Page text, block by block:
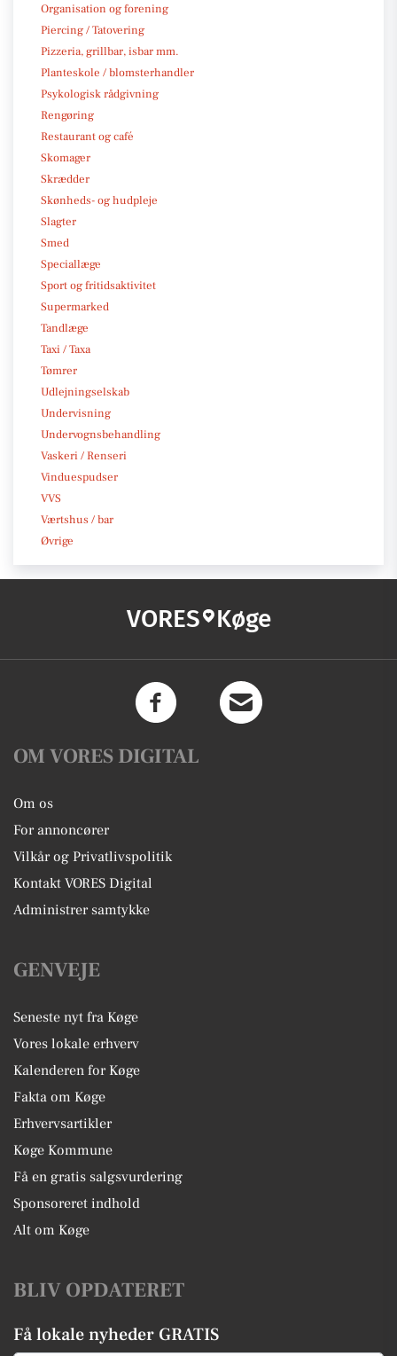
Organisation og forening
Piercing / Tatovering
Pizzeria, grillbar, isbar mm.
Planteskole / blomsterhandler
Psykologisk rådgivning
Rengøring
Restaurant og café
Skomager
Skrædder
Skønheds- og hudpleje
Slagter
Smed
Speciallæge
Sport og fritidsaktivitet
Supermarked
Tandlæge
Taxi / Taxa
Tømrer
Udlejningselskab
Undervisning
Undervognsbehandling
Vaskeri / Renseri
Vinduespudser
VVS
Værtshus / bar
Øvrige
VORES Køge
OM VORES DIGITAL
Om os
For annoncører
Vilkår og Privatlivspolitik
Kontakt VORES Digital
Administrer samtykke
GENVEJE
Seneste nyt fra Køge
Vores lokale erhverv
Kalenderen for Køge
Fakta om Køge
Erhvervsartikler
Køge Kommune
Få en gratis salgsvurdering
Sponsoreret indhold
Alt om Køge
BLIV OPDATERET
Få lokale nyheder GRATIS